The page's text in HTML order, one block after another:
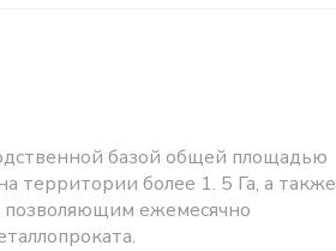
базой общей площадью
территории более 1. 5 Га, а также
позволяющим ежемесячно